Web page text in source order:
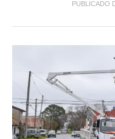
PUBLICADO